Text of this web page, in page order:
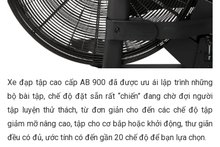
Xe đạp tập cao cấp AB 900 đã được ưu ái lập trình những
bộ bài tập, chế độ đặt sẵn rất “chiến” đang chờ đợi người
tập luyện thử thách, từ đơn giản cho đến các chế độ tập
giảm mỡ nâng cao, tập cho cơ bắp hoặc khởi động, thư giãn
đều có đủ, ước tính có đến gần 20 chế độ để bạn lựa chọn.